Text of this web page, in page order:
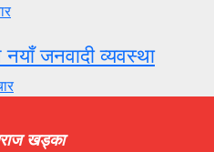
जनवादी व्यवस्था
खड्का